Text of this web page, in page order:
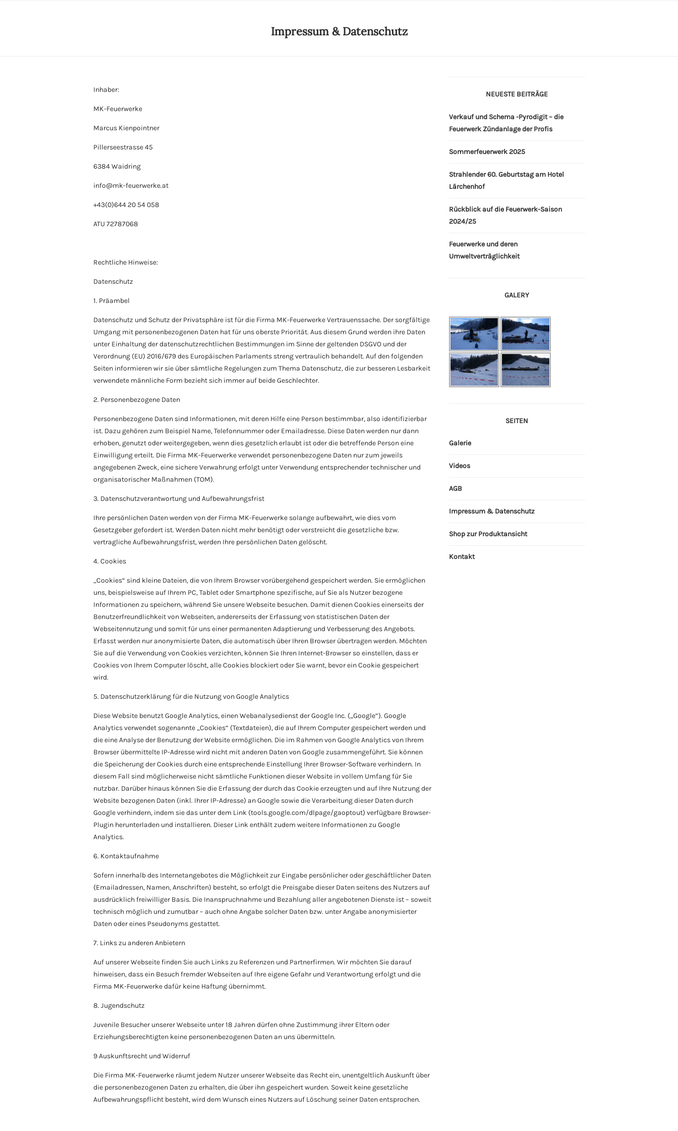
Impressum & Datenschutz
Inhaber:
MK-Feuerwerke
Marcus Kienpointner
Pillerseestrasse 45
6384 Waidring
info@mk-feuerwerke.at
+43(0)644 20 54 058
ATU 72787068
Rechtliche Hinweise:
Datenschutz
1. Präambel
Datenschutz und Schutz der Privatsphäre ist für die Firma MK-Feuerwerke Vertrauenssache. Der sorgfältige
Umgang mit personenbezogenen Daten hat für uns oberste Priorität. Aus diesem Grund werden ihre Daten
unter Einhaltung der datenschutzrechtlichen Bestimmungen im Sinne der geltenden DSGVO und der
Verordnung (EU) 2016/679 des Europäischen Parlaments streng vertraulich behandelt. Auf den folgenden
Seiten informieren wir sie über sämtliche Regelungen zum Thema Datenschutz, die zur besseren Lesbarkeit
verwendete männliche Form bezieht sich immer auf beide Geschlechter.
2. Personenbezogene Daten
Personenbezogene Daten sind Informationen, mit deren Hilfe eine Person bestimmbar, also identifizierbar
ist. Dazu gehören zum Beispiel Name, Telefonnummer oder Emailadresse. Diese Daten werden nur dann
erhoben, genutzt oder weitergegeben, wenn dies gesetzlich erlaubt ist oder die betreffende Person eine
Einwilligung erteilt. Die Firma MK-Feuerwerke verwendet personenbezogene Daten nur zum jeweils
angegebenen Zweck, eine sichere Verwahrung erfolgt unter Verwendung entsprechender technischer und
organisatorischer Maßnahmen (TOM).
3. Datenschutzverantwortung und Aufbewahrungsfrist
Ihre persönlichen Daten werden von der Firma MK-Feuerwerke solange aufbewahrt, wie dies vom
Gesetzgeber gefordert ist. Werden Daten nicht mehr benötigt oder verstreicht die gesetzliche bzw.
vertragliche Aufbewahrungsfrist, werden Ihre persönlichen Daten gelöscht.
4. Cookies
„Cookies“ sind kleine Dateien, die von Ihrem Browser vorübergehend gespeichert werden. Sie ermöglichen
uns, beispielsweise auf Ihrem PC, Tablet oder Smartphone spezifische, auf Sie als Nutzer bezogene
Informationen zu speichern, während Sie unsere Webseite besuchen. Damit dienen Cookies einerseits der
Benutzerfreundlichkeit von Webseiten, andererseits der Erfassung von statistischen Daten der
Webseitennutzung und somit für uns einer permanenten Adaptierung und Verbesserung des Angebots.
Erfasst werden nur anonymisierte Daten, die automatisch über Ihren Browser übertragen werden. Möchten
Sie auf die Verwendung von Cookies verzichten, können Sie Ihren Internet-Browser so einstellen, dass er
Cookies von Ihrem Computer löscht, alle Cookies blockiert oder Sie warnt, bevor ein Cookie gespeichert
wird.
5. Datenschutzerklärung für die Nutzung von Google Analytics
Diese Website benutzt Google Analytics, einen Webanalysedienst der Google Inc. („Google“). Google
Analytics verwendet sogenannte „Cookies“ (Textdateien), die auf Ihrem Computer gespeichert werden und
die eine Analyse der Benutzung der Website ermöglichen. Die im Rahmen von Google Analytics von Ihrem
Browser übermittelte IP-Adresse wird nicht mit anderen Daten von Google zusammengeführt. Sie können
die Speicherung der Cookies durch eine entsprechende Einstellung Ihrer Browser-Software verhindern. In
diesem Fall sind möglicherweise nicht sämtliche Funktionen dieser Website in vollem Umfang für Sie
nutzbar. Darüber hinaus können Sie die Erfassung der durch das Cookie erzeugten und auf Ihre Nutzung der
Website bezogenen Daten (inkl. Ihrer IP-Adresse) an Google sowie die Verarbeitung dieser Daten durch
Google verhindern, indem sie das unter dem Link (tools.google.com/dlpage/gaoptout) verfügbare Browser-
Plugin herunterladen und installieren. Dieser Link enthält zudem weitere Informationen zu Google
Analytics.
6. Kontaktaufnahme
Sofern innerhalb des Internetangebotes die Möglichkeit zur Eingabe persönlicher oder geschäftlicher Daten
(Emailadressen, Namen, Anschriften) besteht, so erfolgt die Preisgabe dieser Daten seitens des Nutzers auf
ausdrücklich freiwilliger Basis. Die Inanspruchnahme und Bezahlung aller angebotenen Dienste ist – soweit
technisch möglich und zumutbar – auch ohne Angabe solcher Daten bzw. unter Angabe anonymisierter
Daten oder eines Pseudonyms gestattet.
7. Links zu anderen Anbietern
Auf unserer Webseite finden Sie auch Links zu Referenzen und Partnerfirmen. Wir möchten Sie darauf
hinweisen, dass ein Besuch fremder Webseiten auf Ihre eigene Gefahr und Verantwortung erfolgt und die
Firma MK-Feuerwerke dafür keine Haftung übernimmt.
8. Jugendschutz
Juvenile Besucher unserer Webseite unter 18 Jahren dürfen ohne Zustimmung ihrer Eltern oder
Erziehungsberechtigten keine personenbezogenen Daten an uns übermitteln.
9 Auskunftsrecht und Widerruf
Die Firma MK-Feuerwerke räumt jedem Nutzer unserer Webseite das Recht ein, unentgeltlich Auskunft über
die personenbezogenen Daten zu erhalten, die über ihn gespeichert wurden. Soweit keine gesetzliche
Aufbewahrungspflicht besteht, wird dem Wunsch eines Nutzers auf Löschung seiner Daten entsprochen.
NEUESTE BEITRÄGE
Verkauf und Schema -Pyrodigit – die
Feuerwerk Zündanlage der Profis
Sommerfeuerwerk 2025
Strahlender 60. Geburtstag am Hotel
Lärchenhof
Rückblick auf die Feuerwerk-Saison
2024/25
Feuerwerke und deren
Umweltverträglichkeit
GALERY
SEITEN
Galerie
Videos
AGB
Impressum & Datenschutz
Shop zur Produktansicht
Kontakt